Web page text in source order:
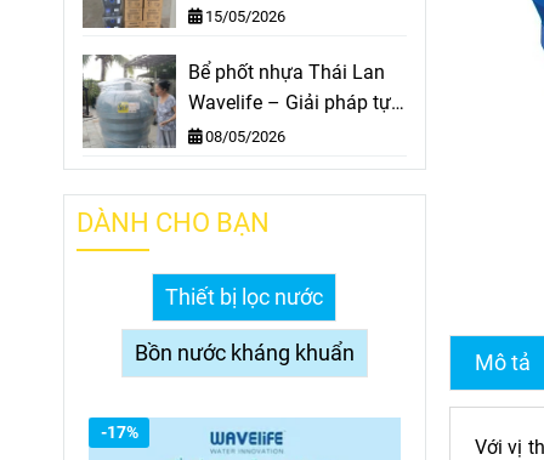
Mô tả
Với vị
- Cho mọi Nhà
15/05/2026
Bể phốt nhựa Thái Lan
Wavelife – Giải pháp tự
hoại thông minh
08/05/2026
DÀNH CHO BẠN
Thiết bị lọc nước
Bồn nước kháng khuẩn
-17%